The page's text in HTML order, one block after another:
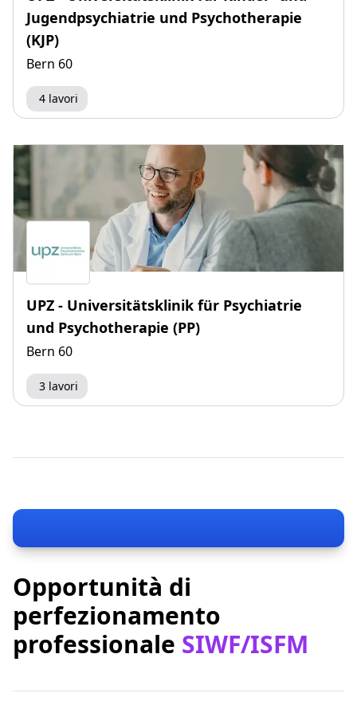
Jugendpsychiatrie und Psychotherapie
(KJP)
Bern 60
4 lavori
UPZ - Universitätsklinik für Psychiatrie
und Psychotherapie (PP)
Bern 60
3 lavori
Opportunità di
perfezionamento
professionale SIWF/ISFM